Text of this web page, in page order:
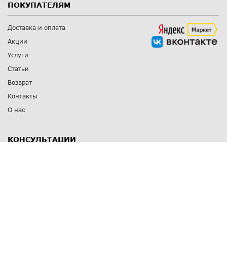
ПОКУПАТЕЛЯМ
Доставка и оплата
Акции
Услуги
Статьи
Возврат
Контакты
О нас
КОНСУЛЬТАЦИИ